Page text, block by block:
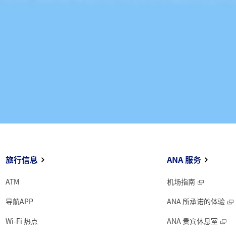
旅行信息
ATM
导航APP
Wi-Fi 热点
ANA 服务
机场指南
ANA 所承诺的体验
ANA 贵宾休息室